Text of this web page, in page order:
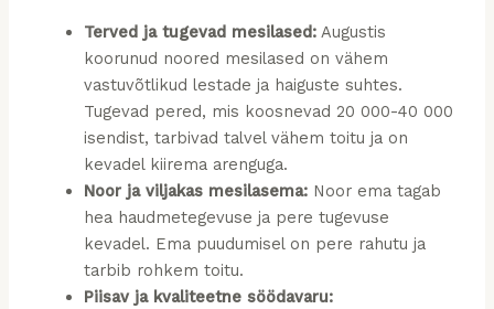
Terved ja tugevad mesilased: Augustis
koorunud noored mesilased on vähem
vastuvõtlikud lestade ja haiguste suhtes.
Tugevad pered, mis koosnevad 20 000-40 000
isendist, tarbivad talvel vähem toitu ja on
kevadel kiirema arenguga.
Noor ja viljakas mesilasema: Noor ema tagab
hea haudmetegevuse ja pere tugevuse
kevadel. Ema puudumisel on pere rahutu ja
tarbib rohkem toitu.
Piisav ja kvaliteetne söödavaru: